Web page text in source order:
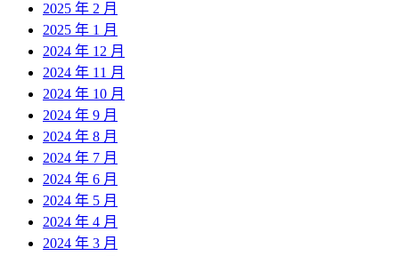
2025 年 2 月
2025 年 1 月
2024 年 12 月
2024 年 11 月
2024 年 10 月
2024 年 9 月
2024 年 8 月
2024 年 7 月
2024 年 6 月
2024 年 5 月
2024 年 4 月
2024 年 3 月